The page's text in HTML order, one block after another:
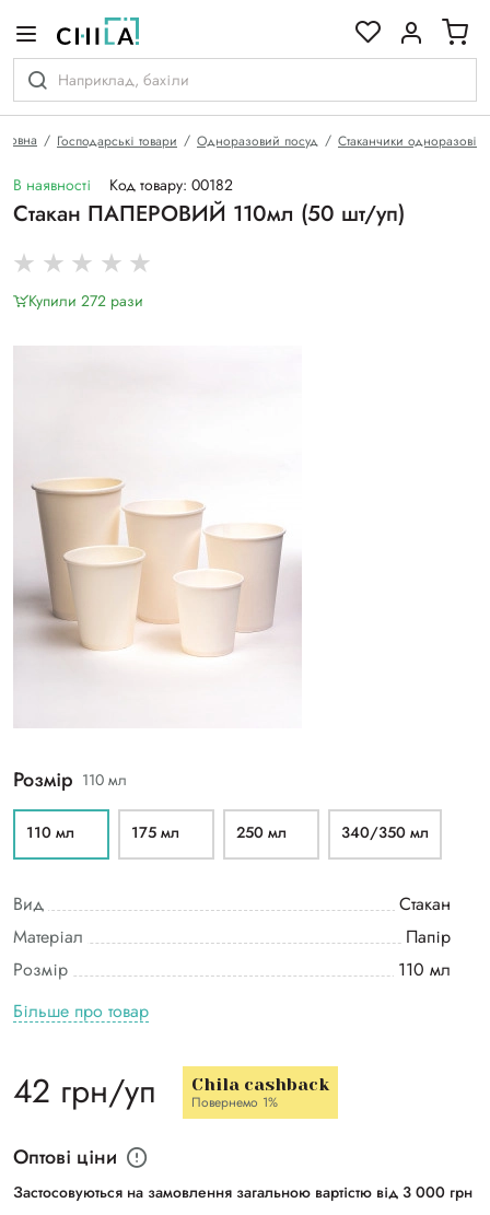
Господарські товари Одноразовий посуд Стаканчики одноразові
В наявності Код товару: 00182
Стакан ПАПЕРОВИЙ 110мл (50 шт/уп)
Купили 272 рази
Розмір 110 мл
110 мл 175 мл 250 мл 340/350 мл
Вид
Стакан
Матеріал
Папір
Розмір
110 мл
Більше про товар
42 грн/уп Chila cashback
Повернемо 1%
Оптові ціни
Застосовуються на замовлення загальною вартістю від 3 000 грн
гамі